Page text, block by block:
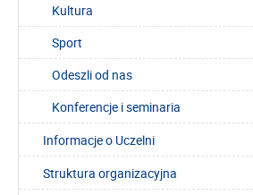
Kultura
Sport
Odeszli od nas
Konferencje i seminaria
Informacje o Uczelni
Struktura organizacyjna